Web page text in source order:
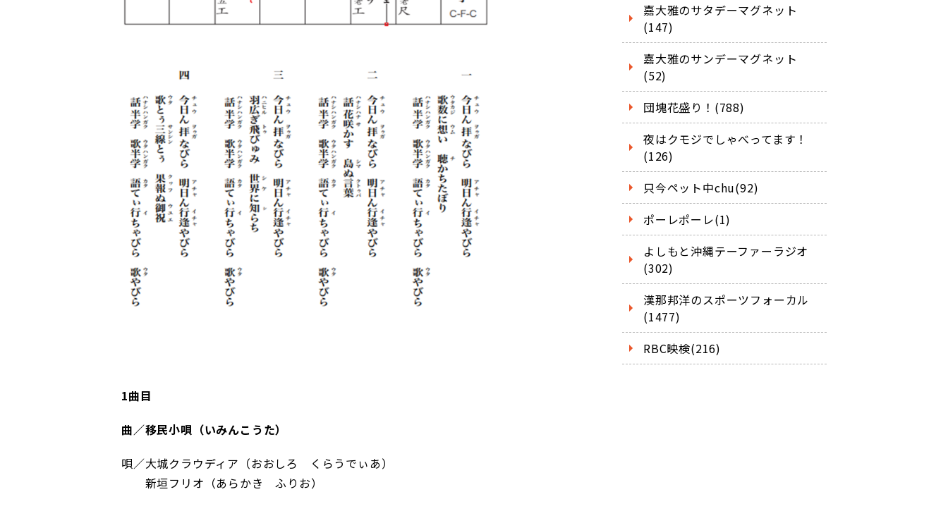
1曲目
曲／移民小唄（いみんこうた）
唄／大城クラウディア（おおしろ くらうでぃあ）
新垣フリオ（あらかき ふりお）
嘉大雅のサタデーマグネット
(147)
嘉大雅のサンデーマグネット
(52)
団塊花盛り！(788)
夜はクモジでしゃべってます！
(126)
只今ペット中chu(92)
ポーレポーレ(1)
よしもと沖縄テーファーラジオ
(302)
漢那邦洋のスポーツフォーカル
(1477)
RBC映検(216)